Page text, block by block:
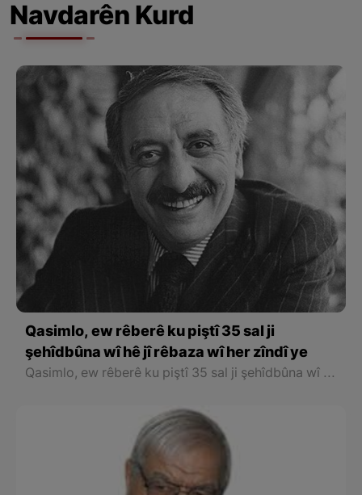
Navdarên Kurd
Qasimlo, ew rêberê ku piştî 35 sal ji
şehîdbûna wî hê jî rêbaza wî her zîndî ye
Qasimlo, ew rêberê ku piştî 35 sal ji şehîdbûna wî hê jî rêbaza wî her zîndî ye